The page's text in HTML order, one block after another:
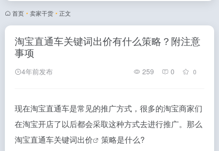
首页 • 卖家干货 • 正文
淘宝直通车关键词出价有什么策略？附注意
事项
4年前发布 259 0 0
现在淘宝直通车是常见的推广方式，很多的淘宝商家们
在淘宝开店了以后都会采取这种方式去进行推广。那么
淘宝直通车关键词出价
策略是什么?